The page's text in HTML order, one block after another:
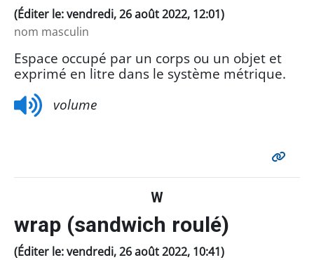
(Éditer le: vendredi, 26 août 2022, 12:01)
nom masculin
Espace occupé par un corps ou un objet et
exprimé en litre dans le système métrique.
volume
W
wrap (sandwich roulé)
(Éditer le: vendredi, 26 août 2022, 10:41)